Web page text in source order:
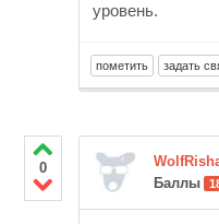
уровень.
0
Баллы